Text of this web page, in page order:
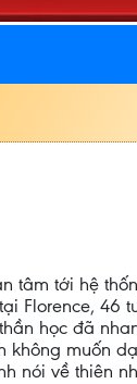
tâm tới hệ
Florence, 46
học đã
không muốn
nói về thiên